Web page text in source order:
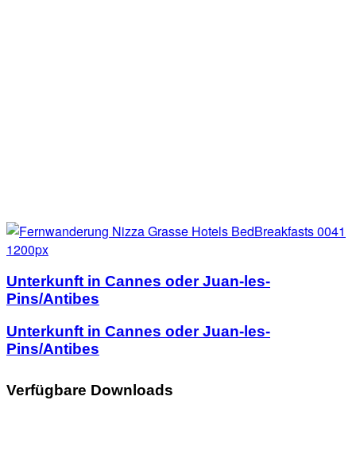
Unterkunft in Cannes oder Juan-les-
Pins/Antibes
Unterkunft in Cannes oder Juan-les-
Pins/Antibes
Verfügbare Downloads